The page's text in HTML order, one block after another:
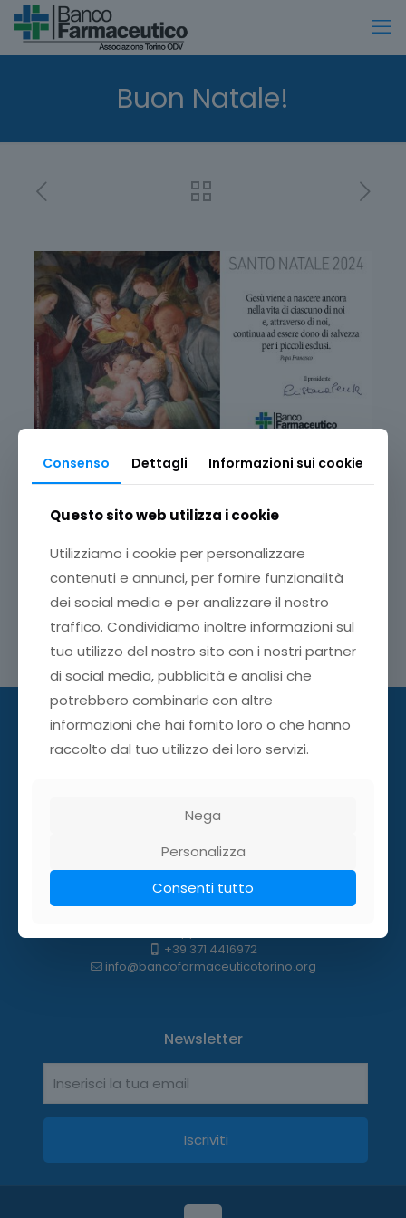
Buon Natale!
Gli uffici di Banco Farmaceutico Torino resteranno chiusi
da lunedì 23 dicembre 2024 a venerdì 3 gennaio 2025.
Buon Natale a tutti!!!
Condividi
Dove siamo:
Via Brunetta 11 - 10139 - Torino
Codice Fiscale 97760910014
Contatti
+39 371 4416972
info@bancofarmaceuticotorino.org
Newsletter
Consenso Dettagli Informazioni sui cookie
Questo sito web utilizza i cookie
Utilizziamo i cookie per personalizzare
contenuti e annunci, per fornire funzionalità
dei social media e per analizzare il nostro
traffico. Condividiamo inoltre informazioni sul
tuo utilizzo del nostro sito con i nostri partner
di social media, pubblicità e analisi che
potrebbero combinarle con altre
informazioni che hai fornito loro o che hanno
raccolto dal tuo utilizzo dei loro servizi.
Nega
Personalizza
Consenti tutto